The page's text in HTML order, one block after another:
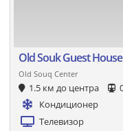
Old Souk Guest House
Old Souq Center
1.5 км до центра
Кондиционер
Телевизор